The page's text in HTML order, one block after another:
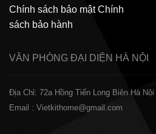
Chính sách bảo mật Chính
sách bảo hành
VĂN PHÒNG ĐẠI DIỆN HÀ NỘI
Địa Chỉ: 72a Hồng Tiến Long Biên Hà Nội
Email : Vietkithome@gmail.com